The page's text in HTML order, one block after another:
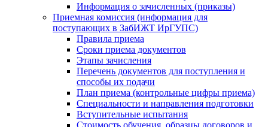
Информация о зачисленных (приказы)
Приемная комиссия (информация для
поступающих в ЗабИЖТ ИрГУПС)
Правила приема
Сроки приема документов
Этапы зачисления
Перечень документов для поступления и
способы их подачи
План приема (контрольные цифры приема)
Специальности и направления подготовки
Вступительные испытания
Стоимость обучения, образцы договоров и